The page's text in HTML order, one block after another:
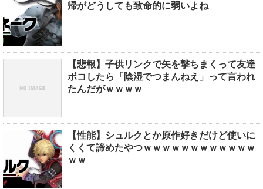
帰がどうしても致命的に弱いよね
【悲報】子供リンクで矢を撃ちまくって友達
ボコしたら「陰湿でつまんねえ」って言われ
たんだがｗｗｗｗ
【性能】シュルクとか原作好きだけど使いに
くくて諦めたやつｗｗｗｗｗｗｗｗｗｗｗｗ
ｗｗ